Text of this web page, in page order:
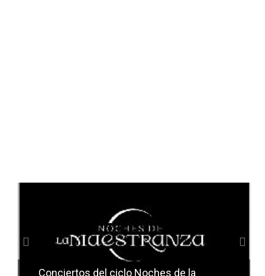
Conciertos del ciclo Noches de la
Conciertos del ciclo Candlelight en